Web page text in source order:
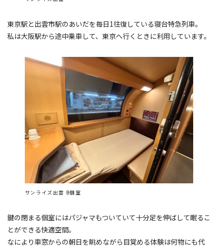
東京駅と出雲市駅のあいだを毎日1往復している寝台特急列車。
私は大阪駅から途中乗車して、東京へ行くときに利用しています。
サンライズ出雲 B個室
鍵の閉まる個室にはパジャマもついていて十分足を伸ばして眠るこ
とができる快適空間。
なにより車窓からの朝日を眺めながら目覚める体験は何物にも代